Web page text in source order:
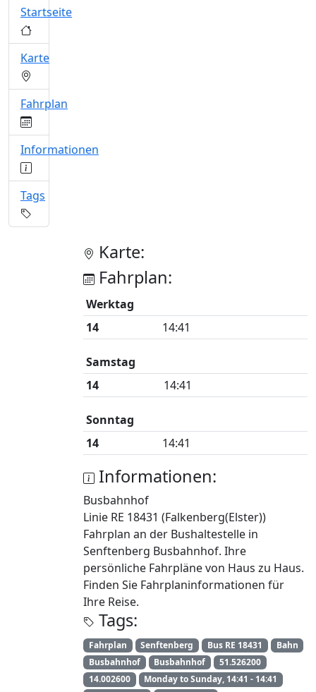
Karte:
Fahrplan:
Werktag
14
14:41
Samstag
14
14:41
Sonntag
14
14:41
Informationen:
Busbahnhof
Linie RE 18431 (Falkenberg(Elster))
Fahrplan an der Bushaltestelle in
Senftenberg Busbahnhof. Ihre
persönliche Fahrpläne von Haus zu Haus.
Finden Sie Fahrplaninformationen für
Ihre Reise.
Tags:
Fahrplan Senftenberg Bus RE 18431
Bahn
Busbahnhof
Busbahnhof
51.526200
14.002600
Monday to Sunday, 14:41 - 14:41
Startseite
Karte
Fahrplan
Informationen
Tags